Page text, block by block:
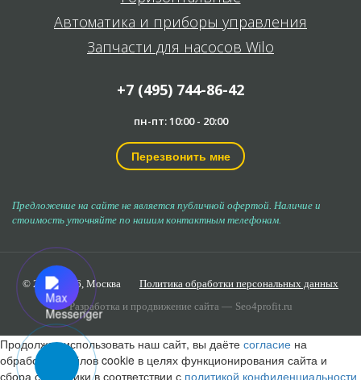
Автоматика и приборы управления
Запчасти для насосов Wilo
+7 (495) 744-86-42
пн-пт: 10:00 - 20:00
Перезвонить мне
Предложение на сайте не является публичной офертой. Наличие и
стоимость уточняйте по нашим контактным телефонам.
© 2006-2026, Москва
Политика обработки персональных данных
Разработка и продвижение сайта — Seo4profit.ru
Продолжая использовать наш сайт, вы даёте согласие на
обработку файлов cookie в целях функционирования сайта и
сбора статистики в соответствии с политикой конфиденциальности